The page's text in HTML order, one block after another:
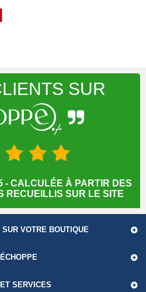
- CALCULÉE À PARTIR DES
RECUEILLIS SUR LE SITE
VOTRE BOUTIQUE
SERVICES